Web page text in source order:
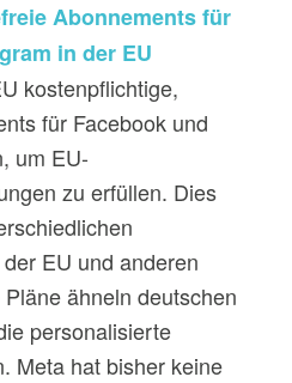
Abonnements für
in der EU
kostenpflichtige,
für Facebook und
um EU-
zu erfüllen. Dies
EU und anderen
ähneln deutschen
personalisierte
Meta hat bisher keine